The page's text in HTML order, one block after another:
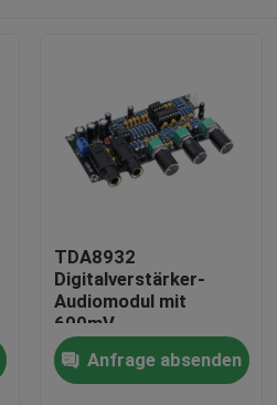
TDA8932
Digitalverstärker-
Audiomodul mit
600mV
Eingangsempfindlichkeit
90dB SNR und 3W
Ausgangsleistung
Anfrage absenden